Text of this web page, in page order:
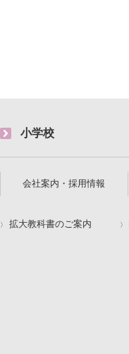
小学校
会社案内・採用情報
拡大教科書のご案内